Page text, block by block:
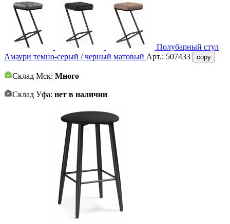
Полубарный стул
Амаури темно-серый / черный матовый Арт.: 507433 copy
Склад Мск: Много
Склад Уфа: нет в наличии